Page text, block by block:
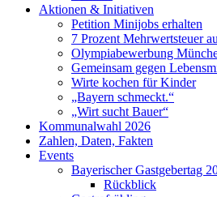
Aktionen & Initiativen
Petition Minijobs erhalten
7 Prozent Mehrwertsteuer
Olympiabewerbung
Gemeinsam gegen
Wirte kochen für Kinder
„Bayern schmeckt.“
„Wirt sucht Bauer“
Kommunalwahl 2026
Zahlen, Daten, Fakten
Events
Bayerischer Gastgebertag
Rückblick